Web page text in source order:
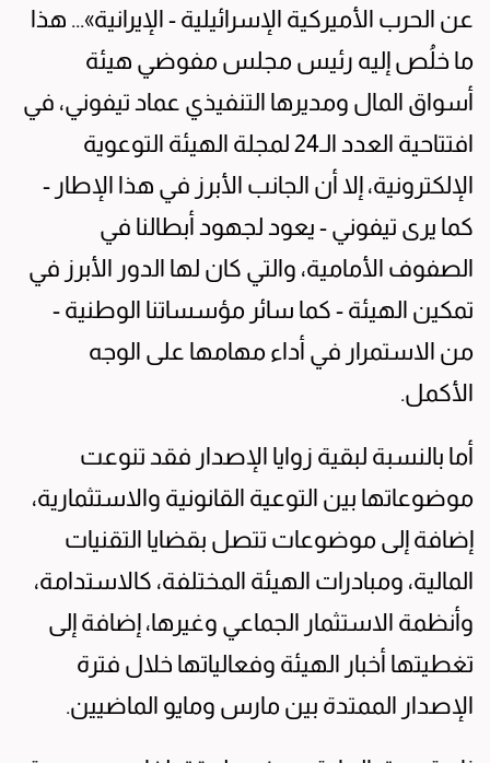
عن الحرب الأميركية الإسرائيلية - الإيرانية»... هذا
ما خلُص إليه رئيس مجلس مفوضي هيئة
أسواق المال ومديرها التنفيذي عماد تيفوني، في
افتتاحية العدد الـ24 لمجلة الهيئة التوعوية
الإلكترونية، إلا أن الجانب الأبرز في هذا الإطار -
كما يرى تيفوني - يعود لجهود أبطالنا في
الصفوف الأمامية، والتي كان لها الدور الأبرز في
تمكين الهيئة - كما سائر مؤسساتنا الوطنية -
من الاستمرار في أداء مهامها على الوجه
الأكمل.
أما بالنسبة لبقية زوايا الإصدار فقد تنوعت
موضوعاتها بين التوعية القانونية والاستثمارية،
إضافة إلى موضوعات تتصل بقضايا التقنيات
المالية، ومبادرات الهيئة المختلفة، كالاستدامة،
وأنظمة الاستثمار الجماعي وغيرها، إضافة إلى
تغطيتها أخبار الهيئة وفعالياتها خلال فترة
الإصدار الممتدة بين مارس ومايو الماضيين.